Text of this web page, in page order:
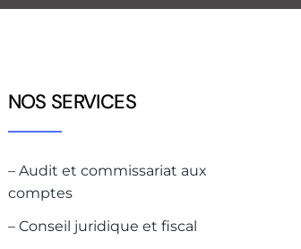
NOS SERVICES
– Audit et commissariat aux
comptes
– Conseil juridique et fiscal